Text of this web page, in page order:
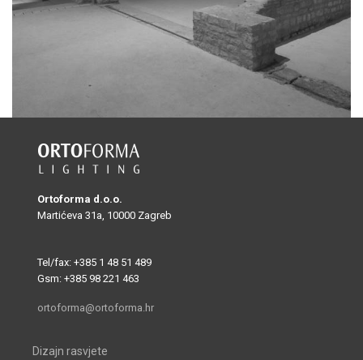
Ortoforma d.o.o.
Martićeva 31a, 10000 Zagreb
Tel/fax: +385 1 48 51 489
Gsm: +385 98 221 463
ortoforma@ortoforma.hr
Dizajn rasvjete